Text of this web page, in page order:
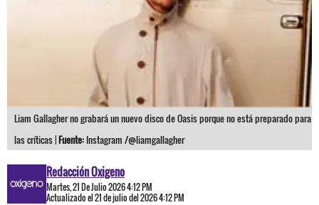
Liam Gallagher no grabará un nuevo disco de Oasis porque no está preparado para
las críticas |Fuente: Instagram /@liamgallagher
Redacción Oxigeno
Martes, 21 De Julio 2026 4:12 PM
Actualizado el 21 de julio del 2026 4:12 PM